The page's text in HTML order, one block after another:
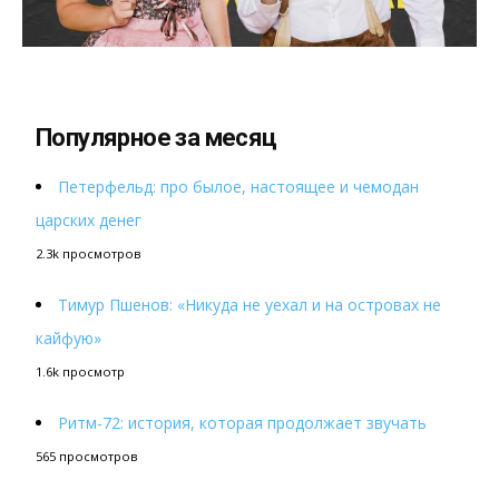
Популярное за месяц
Петерфельд: про былое, настоящее и чемодан
царских денег
2.3k просмотров
Тимур Пшенов: «Никуда не уехал и на островах не
кайфую»
1.6k просмотр
Ритм-72: история, которая продолжает звучать
565 просмотров